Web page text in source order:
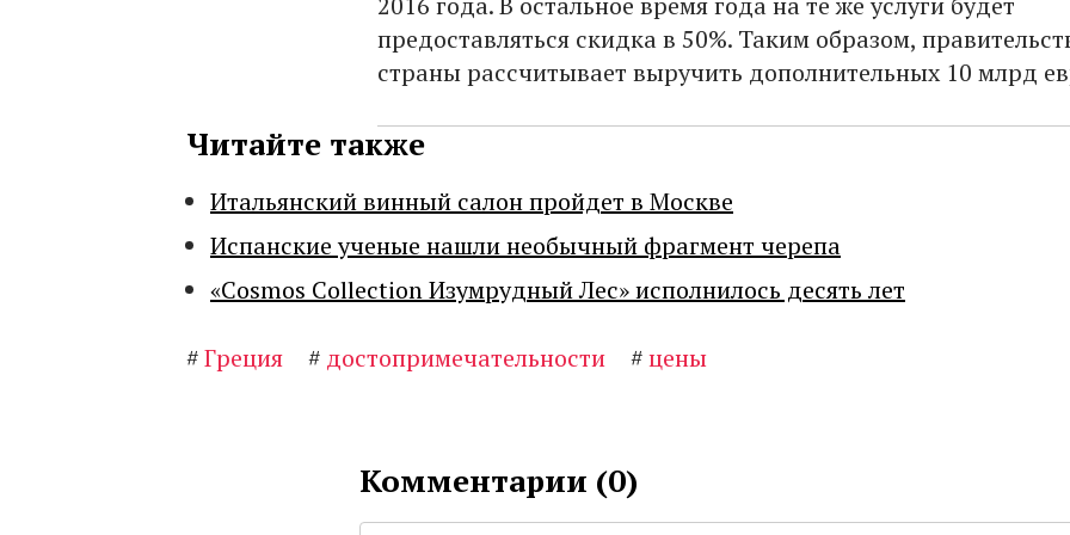
предоставляться скидка в 50%. Таким образом,
страны рассчитывает выручить дополнительных 10 млрд
Читайте также
Итальянский винный салон пройдет в Москве
Испанские ученые нашли необычный фрагмент черепа
«Cosmos Collection Изумрудный Лес» исполнилось десять лет
#Греция # достопримечательности #цены
Комментарии (0)